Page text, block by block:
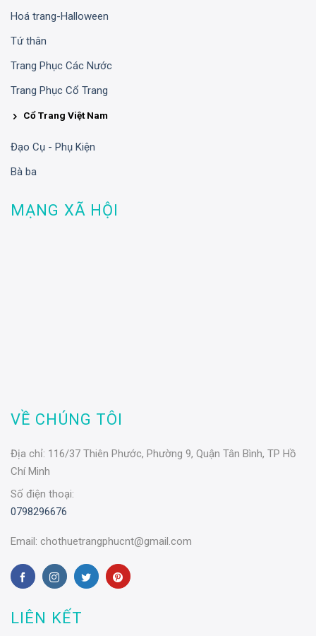
Hoá trang-Halloween
Tứ thân
Trang Phục Các Nước
Trang Phục Cổ Trang
Cổ Trang Việt Nam
Đạo Cụ - Phụ Kiện
Bà ba
MẠNG XÃ HỘI
VỀ CHÚNG TÔI
Địa chỉ: 116/37 Thiên Phước, Phường 9, Quận Tân Bình, TP Hồ
Chí Minh
Số điện thoại:
0798296676
Email: chothuetrangphucnt@gmail.com
LIÊN KẾT